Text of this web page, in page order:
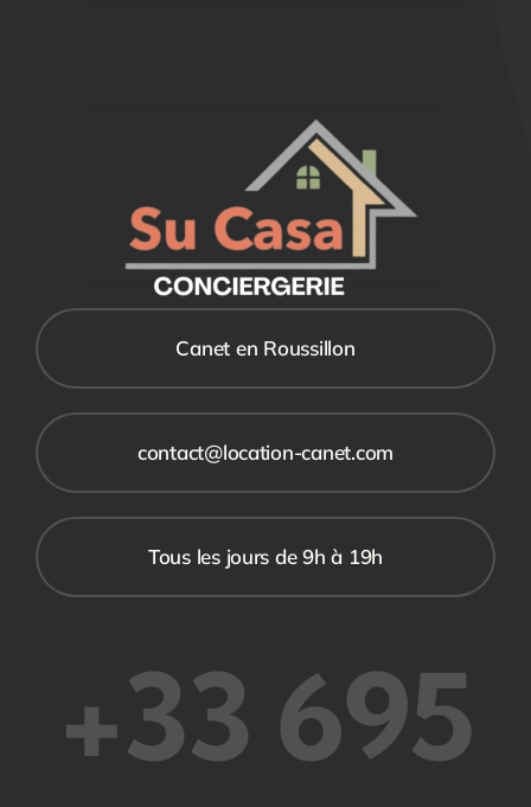
Canet en Roussillon
contact@location-canet.com
Tous les jours de 9h à 19h
+33 695